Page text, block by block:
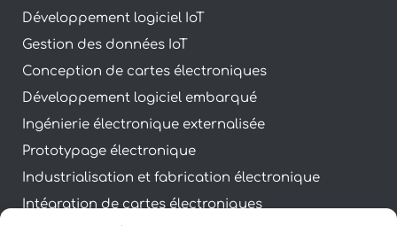
Développement logiciel IoT
Gestion des données IoT
Conception de cartes électroniques
Développement logiciel embarqué
Ingénierie électronique externalisée
Prototypage électronique
Industrialisation et fabrication électronique
Intégration de cartes électroniques